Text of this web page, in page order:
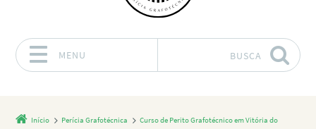
MENU BUSCA
Início Perícia Grafotécnica
Curso de Perito Grafotécnico em Vitória do